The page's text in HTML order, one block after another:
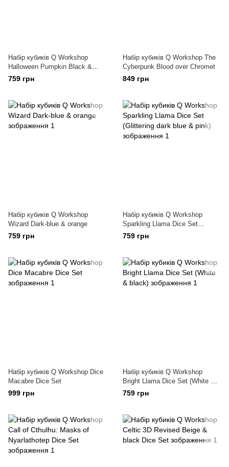
Набір кубиків Q Workshop
Halloween Pumpkin Black &
Orange
759 грн
Набір кубиків Q Workshop The
Cyberpunk Blood over Chromet
849 грн
Набiр кубикiв Q Workshop
Wizard Dark-blue & orange
759 грн
Набір кубиків Q Workshop
Sparkling Llama Dice Set
(Glittering dark blue & pink)
759 грн
Набір кубиків Q Workshop Dice
Macabre Dice Set
999 грн
Набір кубиків Q Workshop
Bright Llama Dice Set (White &
black)
759 грн